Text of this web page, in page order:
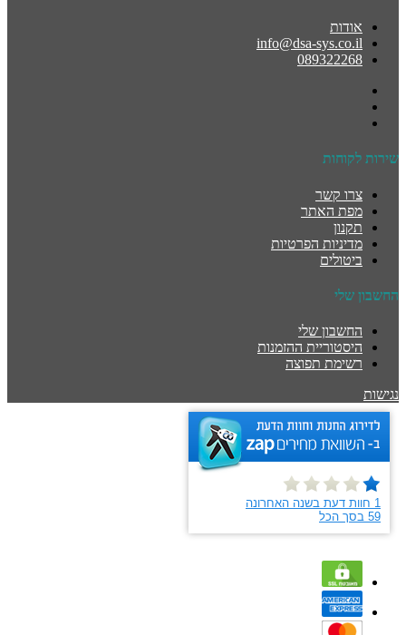
אודות
info@dsa-sys.co.il
089322268
שירות לקוחות
צרו קשר
מפת האתר
תקנון
מדיניות הפרטיות
ביטולים
החשבון שלי
החשבון שלי
היסטוריית ההזמנות
רשימת תפוצה
נגישות